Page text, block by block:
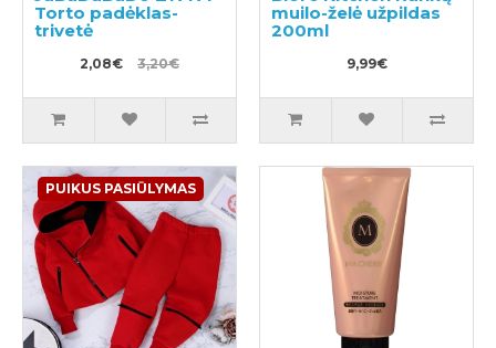
Torto padėklas-
trivetė
2,08€ 3,20€
muilo-želė užpildas
200ml
9,99€
PUIKUS PASIŪLYMAS